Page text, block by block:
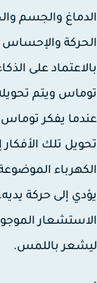
والجسم
والإحساس
على
ويتم تحويله
يفكر توماس
تلك الأفكار
الموضوعة
إلى حركة
باللمس.